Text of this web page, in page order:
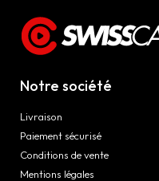
Notre société
Livraison
Paiement sécurisé
Conditions de vente
Mentions légales